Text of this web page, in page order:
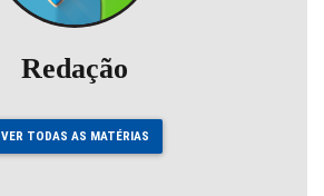
Redação
VER TODAS AS MATÉRIAS